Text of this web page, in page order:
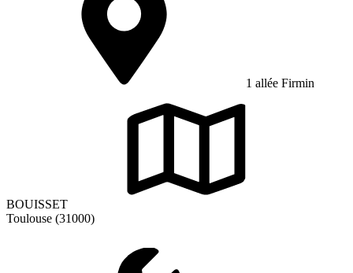
1 allée Firmin
BOUISSET
Toulouse (31000)